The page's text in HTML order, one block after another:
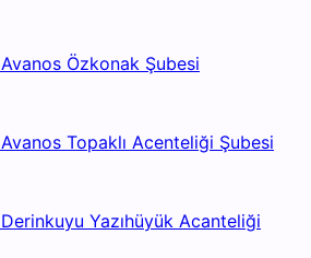
Özkonak Şubesi
Topaklı Acenteliği Şubesi
Yazıhüyük Acanteliği